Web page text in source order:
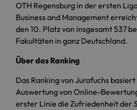
OTH Regensburg in der ersten
Business and Management
den 10. Platz von insgesamt 537
Fakultäten in ganz Deutschland.
Über das Ranking
Das Ranking von Jurafuchs
Auswertung von Online-
erster Linie die Zufriedenheit der